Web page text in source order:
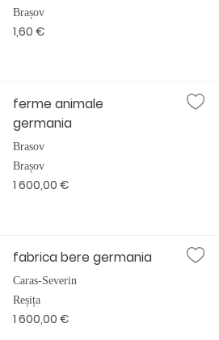
Brașov
1,60 €
ferme animale
germania
Brasov
Brașov
1 600,00 €
fabrica bere germania
Caras-Severin
Reșița
1 600,00 €